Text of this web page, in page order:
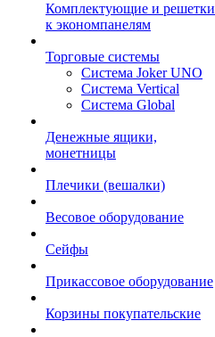
Комплектующие и решетки
к экономпанелям
Торговые системы
Система Joker UNO
Система Vertical
Система Global
Денежные ящики,
монетницы
Плечики (вешалки)
Весовое оборудование
Сейфы
Прикассовое оборудование
Корзины покупательские